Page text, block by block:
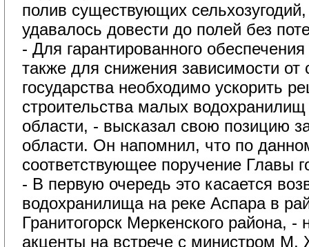
полив существующих
удавалось довести до полей без
- Для гарантированного
также для снижения зависимости от
государства необходимо ускорить
строительства малых водохранилищ
области, - высказал свою позицию
области. Он напомнил, что по
соответствующее поручение Главы
- В первую очередь это касается
водохранилища на реке Аспара в
Гранитогорск Меркенского района, -
акценты на встрече с министром